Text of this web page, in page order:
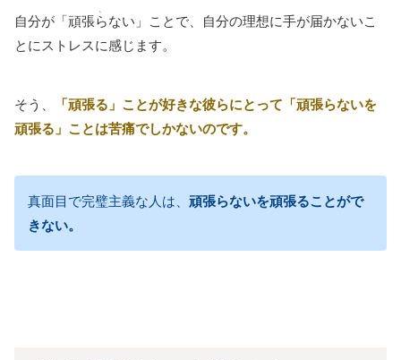
自分が「頑張ら
、
ない」ことで、自分の理想に手が届かないこ
とにストレスに感じます。
そう、
「頑張る」ことが好きな彼らにとって「頑張らないを
頑張る」ことは苦痛でしかないのです。
真面目で完璧主義な人は、 頑張らないを頑張ることがで
きない。